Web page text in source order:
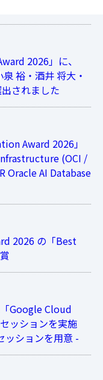
2026」に、
裕・酒井 将大・
出されました
Award 2026」
(OCI /
Oracle AI Database
2026 の「Best
Google Cloud
ッションを実施
ッションを用意 -